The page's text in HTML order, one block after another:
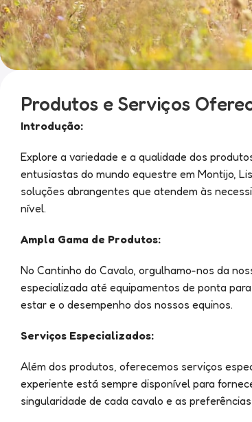
Produtos e Serviços
Introdução:
Explore a variedade e a qualidade dos
entusiastas do mundo equestre em Montijo,
soluções abrangentes que atendem às
nível.
Ampla Gama de Produtos:
No Cantinho do Cavalo, orgulhamo-nos da
especializada até equipamentos de ponta
estar e o desempenho dos nossos equinos.
Serviços Especializados:
Além dos produtos, oferecemos serviços
experiente está sempre disponível para
singularidade de cada cavalo e as